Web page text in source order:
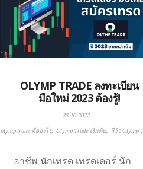
OLYMP TRADE ลงทะเบียน
มือใหม่ 2023 ต้องรู้!
28.10.2022—
olymp trade คืออะไร
Olymp Trade เริ่มต้น รีวิว Olymp
อาชีพ นักเทรด เทรดเดอร์ นัก